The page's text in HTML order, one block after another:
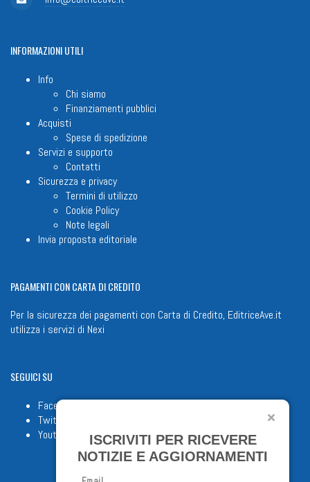
INFORMAZIONIUTILI
Info
Chi siamo
Finanziamenti pubblici
Acquisti
Spese di spedizione
Servizi e supporto
Contatti
Sicurezza e privacy
Termini di utilizzo
Cookie Policy
Note legali
Invia proposta editoriale
PAGAMENTICON CARTA DI CREDITO
Per la sicurezza dei pagamenti con Carta di Credito, EditriceAve.it
utilizza i servizi di Nexi
SEGUICISU
Facebook
Twitter
Youtube
ISCRIVITI PER RICEVERE
NOTIZIE E AGGIORNAMENTI